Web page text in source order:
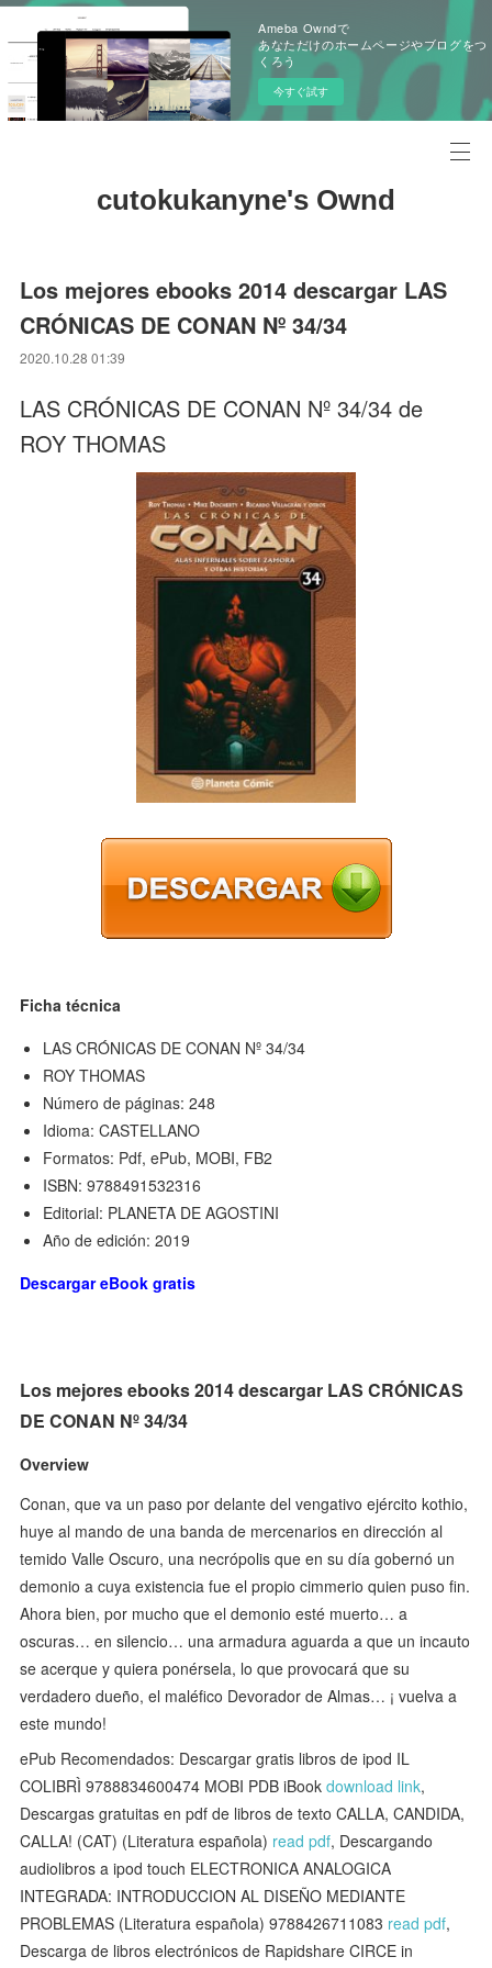
Ameba Owndで
あなただけのホームページやブログをつ
くろう
今すぐ試す
cutokukanyne's Ownd
Los mejores ebooks 2014 descargar LAS
CRÓNICAS DE CONAN Nº 34/34
2020.10.28 01:39
LAS CRÓNICAS DE CONAN Nº 34/34 de
ROY THOMAS
Ficha técnica
LAS CRÓNICAS DE CONAN Nº 34/34
ROY THOMAS
Número de páginas: 248
Idioma: CASTELLANO
Formatos: Pdf, ePub, MOBI, FB2
ISBN: 9788491532316
Editorial: PLANETA DE AGOSTINI
Año de edición: 2019
Descargar eBook gratis
Los mejores ebooks 2014 descargar LAS CRÓNICAS
DE CONAN Nº 34/34
Overview
Conan, que va un paso por delante del vengativo ejército kothio,
huye al mando de una banda de mercenarios en dirección al
temido Valle Oscuro, una necrópolis que en su día gobernó un
demonio a cuya existencia fue el propio cimmerio quien puso fin.
Ahora bien, por mucho que el demonio esté muerto… a
oscuras… en silencio… una armadura aguarda a que un incauto
se acerque y quiera ponérsela, lo que provocará que su
verdadero dueño, el maléfico Devorador de Almas… ¡ vuelva a
este mundo!
ePub Recomendados: Descargar gratis libros de ipod IL
COLIBRÌ 9788834600474 MOBI PDB iBookdownload link,
Descargas gratuitas en pdf de libros de texto CALLA, CANDIDA,
CALLA! (CAT) (Literatura española) read pdf, Descargando
audiolibros a ipod touch ELECTRONICA ANALOGICA
INTEGRADA: INTRODUCCION AL DISEÑO MEDIANTE
PROBLEMAS (Literatura española) 9788426711083 read pdf,
Descarga de libros electrónicos de Rapidshare CIRCE in